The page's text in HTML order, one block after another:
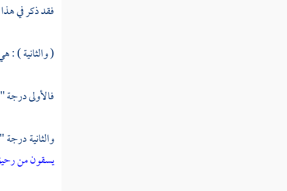
فقد ذكر في
( والثانية ) :
فالأولى
والثانية
يسقون من